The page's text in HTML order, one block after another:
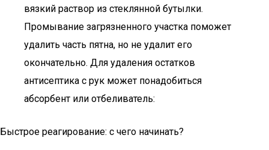
вязкий раствор из стеклянной бутылки.
Промывание загрязненного участка поможет
удалить часть пятна, но не удалит его
окончательно. Для удаления остатков
антисептика с рук может понадобиться
абсорбент или отбеливатель:
Быстрое реагирование: с чего начинать?